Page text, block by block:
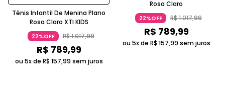
Tênis Infantil De Menina Plano
Rosa Claro XTI KIDS
22%OFF R$1.017,99
R$ 789,99
ou 5x de R$ 157,99 sem juros
Rosa Claro
22%OFF R$1.017,99
R$ 789,99
ou 5x de R$ 157,99 sem juros